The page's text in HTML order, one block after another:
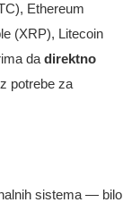
Ethereum
(XRP), Litecoin
da direktno
potrebe za
sistema — bilo